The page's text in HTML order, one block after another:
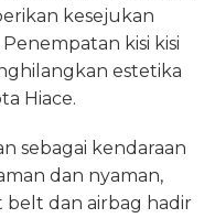
kesejukan
kisi kisi
estetika
Hiace.
sebagai kendaraan
dan nyaman,
belt dan airbag hadir